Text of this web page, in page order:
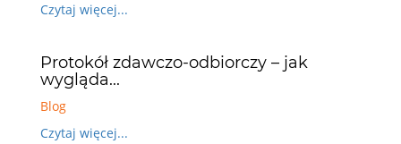
Czytaj więcej...
Protokół zdawczo-odbiorczy – jak
wygląda...
Blog
Czytaj więcej...